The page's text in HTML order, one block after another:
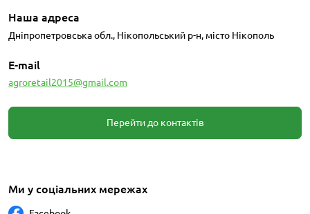
Наша адреса
Дніпропетровська обл., Нікопольський р-н, місто Нікополь
E-mail
agroretail2015@gmail.com
Перейти до контактів
Ми у соціальних мережах